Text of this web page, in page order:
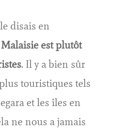
disais en
est plutôt
. Il y a bien sûr
touristiques tels
et les îles en
ne nous a jamais